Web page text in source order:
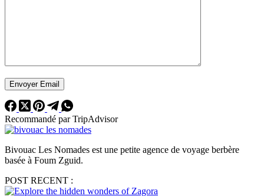
Recommandé par TripAdvisor
Bivouac Les Nomades est une petite agence de voyage berbère
basée à Foum Zguid.
POST RECENT :